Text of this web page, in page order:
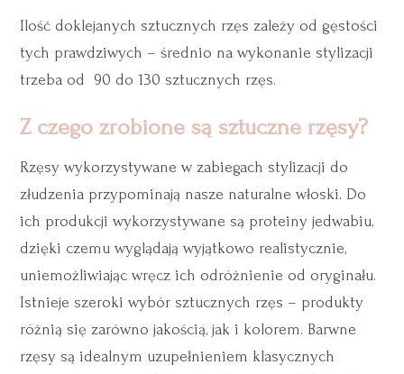
Ilość doklejanych sztucznych rzęs zależy od gęstości
tych prawdziwych – średnio na wykonanie stylizacji
trzeba od 90 do 130 sztucznych rzęs.
Z czego zrobione są sztuczne rzęsy?
Rzęsy wykorzystywane w zabiegach stylizacji do
złudzenia przypominają nasze naturalne włoski. Do
ich produkcji wykorzystywane są proteiny jedwabiu,
dzięki czemu wyglądają wyjątkowo realistycznie,
uniemożliwiając wręcz ich odróżnienie od oryginału.
Istnieje szeroki wybór sztucznych rzęs – produkty
różnią się zarówno jakością, jak i kolorem. Barwne
rzęsy są idealnym uzupełnieniem klasycznych